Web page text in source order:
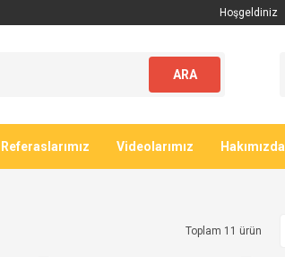
Hoşgeldiniz
ARA
Referaslarımız Videolarımız Hakımızda
Toplam 11 ürün